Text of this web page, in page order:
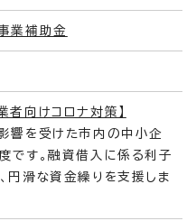
業補助金
者向けコロナ対策】
響を受けた市内の中小企
です。融資借入に係る利子
円滑な資金繰りを支援しま